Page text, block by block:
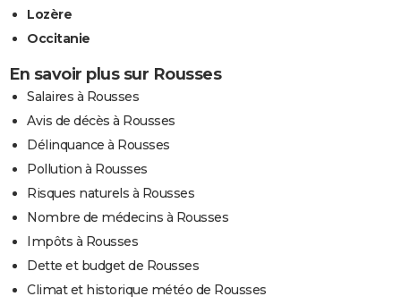
Lozère
Occitanie
En savoir plus sur Rousses
Salaires à Rousses
Avis de décès à Rousses
Délinquance à Rousses
Pollution à Rousses
Risques naturels à Rousses
Nombre de médecins à Rousses
Impôts à Rousses
Dette et budget de Rousses
Climat et historique météo de Rousses